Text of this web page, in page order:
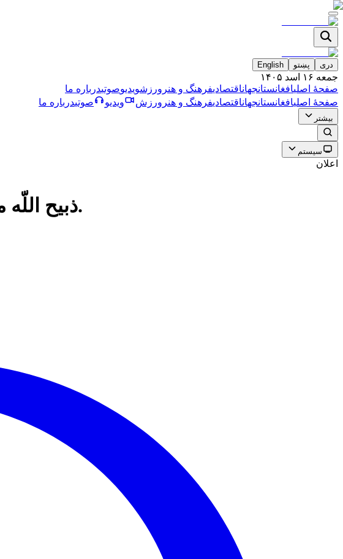
دری پښتو English
جمعه ۱۶ اسد ۱۴۰۵
صفحۀ اصلیافغانستانجهاناقتصادیفرهنگ و هنر ورزشویدیوصوتیدرباره ما
صفحۀ اصلیافغانستانجهاناقتصادیفرهنگ و هنر ورزش ویدیو صوتیدرباره ما
بیشتر
سیستم
اعلان
ذبيح اللّه مجاهد؛ شكنجه زندانيان بر اساس قوانين طالبان ممنوع است.